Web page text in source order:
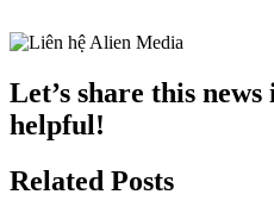
Let’s share this
helpful!
Related Posts